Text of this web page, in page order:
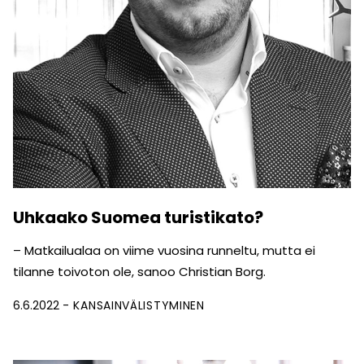
Uhkaako Suomea turistikato?
– Matkailualaa on viime vuosina runneltu, mutta ei
tilanne toivoton ole, sanoo Christian Borg.
6.6.2022 KANSAINVÄLISTYMINEN